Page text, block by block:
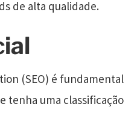
de alta qualidade.
(SEO) é fundamental
tenha uma classificação